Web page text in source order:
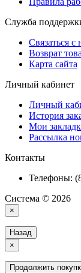
Служба
Связаться с
Возврат
Карта сайта
Личный кабинет
Личный
История
Мои
Рассылка
Контакты
Телефоны:
Система © 2026
×
Назад
×
Продолжить